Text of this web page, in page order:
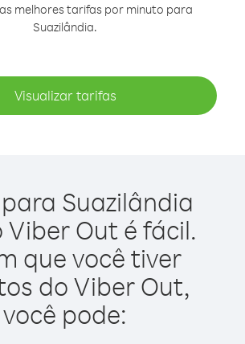
melhores tarifas por minuto para
Suazilândia.
Visualizar tarifas
Suazilândia
Viber Out é fácil.
que você tiver
do Viber Out,
você pode: